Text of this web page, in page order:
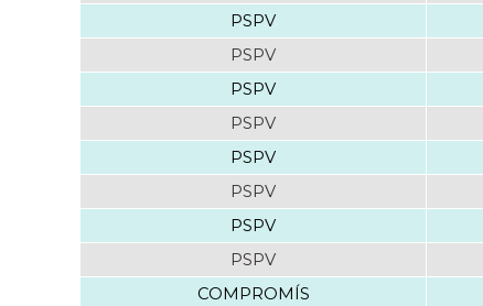
PSPV
PSPV
PSPV
PSPV
PSPV
PSPV
PSPV
PSPV
COMPROMÍS